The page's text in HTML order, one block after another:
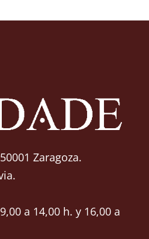
Zaragoza.
a 14,00 h. y 16,00 a